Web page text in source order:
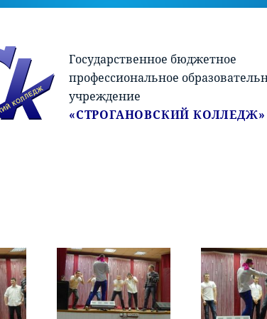
Государственное бюджетное
профессиональное
учреждение
«СТРОГАНОВСКИЙ КОЛЛЕДЖ»